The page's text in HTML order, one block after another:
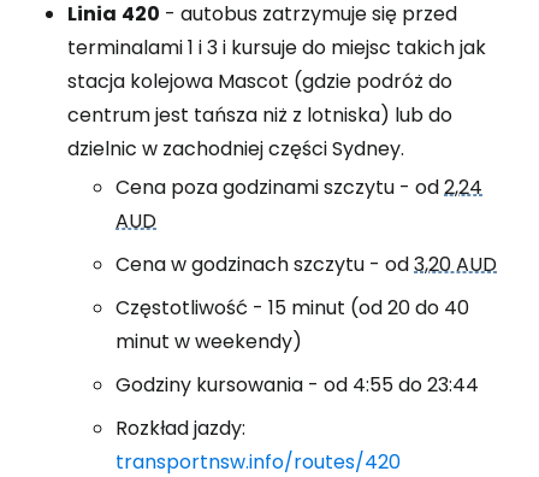
Linia 420 - autobus zatrzymuje się przed
terminalami 1 i 3 i kursuje do miejsc takich jak
stacja kolejowa Mascot (gdzie podróż do
centrum jest tańsza niż z lotniska) lub do
dzielnic w zachodniej części Sydney.
Cena poza godzinami szczytu - od2,24
AUD
Cena w godzinach szczytu - od3,20 AUD
Częstotliwość - 15 minut (od 20 do 40
minut w weekendy)
Godziny kursowania - od 4:55 do 23:44
Rozkład jazdy:
transportnsw.info/routes/420